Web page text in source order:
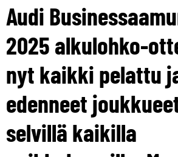
Audi
2025 alkulohko-
nyt kaikki pelattu
edenneet
selvillä kaikilla